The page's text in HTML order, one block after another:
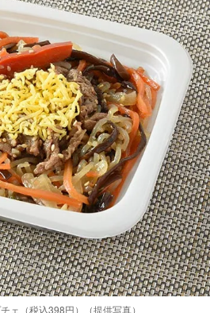
（税込398円）（提供写真）